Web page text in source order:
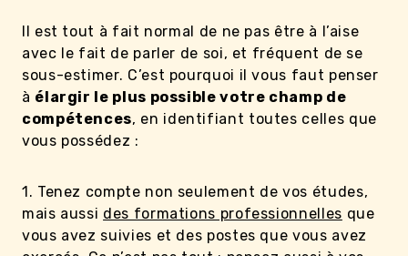
Il est tout à fait normal de ne pas être à l’aise
avec le fait de parler de soi, et fréquent de se
sous-estimer. C’est pourquoi il vous faut penser
à élargir le plus possible votre champ de
compétences, en identifiant toutes celles que
vous possédez :
1. Tenez compte non seulement de vos études,
mais aussi des formations professionnelles que
vous avez suivies et des postes que vous avez